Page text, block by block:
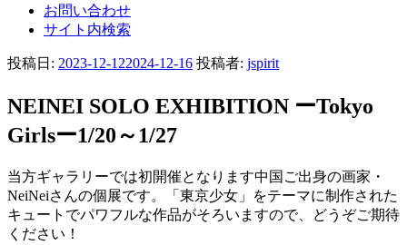
お問い合わせ
サイト内検索
投稿日: 2023-12-122024-12-16 投稿者: jspirit
NEINEI SOLO EXHIBITION ーTokyo
Girlsー1/20～1/27
当方ギャラリーでは初開催となります中国ご出身の画家・
NeiNeiさんの個展です。「東京少女」をテーマに制作された
キュートでパワフルな作品がそろいますので、どうぞご期待
ください！